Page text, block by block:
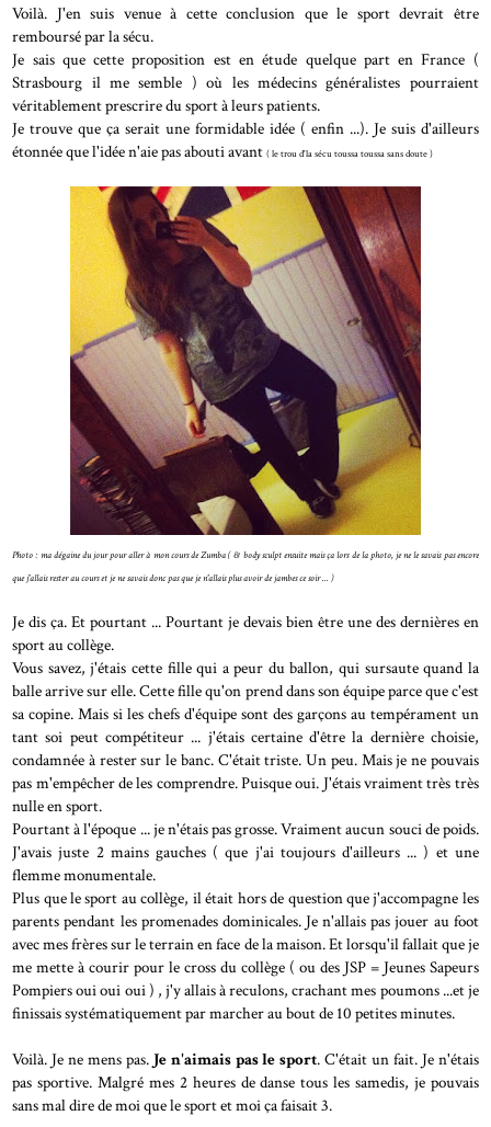
Voilà. J'en suis venue à cette conclusion que le sport devrait être
remboursé par la sécu.
Je sais que cette proposition est en étude quelque part en France (
Strasbourg il me semble ) où les médecins généralistes pourraient
véritablement prescrire du sport à leurs patients.
Je trouve que ça serait une formidable idée ( enfin ...). Je suis d'ailleurs
étonnée que l'idée n'aie pas abouti avant( le trou d'la sécu toussa toussa sans doute )
Photo : ma dégaine du jour pour aller à mon cours de Zumba ( & body sculpt ensuite mais ça lors de la photo, je ne le savais pas encore
que j'allais rester au cours et je ne savais donc pas que je n'allais plus avoir de jambes ce soir ...)
Je dis ça. Et pourtant ... Pourtant je devais bien être une des dernières en
sport au collège.
Vous savez, j'étais cette fille qui a peur du ballon, qui sursaute quand la
balle arrive sur elle. Cette fille qu'on prend dans son équipe parce que c'est
sa copine. Mais si les chefs d'équipe sont des garçons au tempérament un
tant soi peut compétiteur ... j'étais certaine d'être la dernière choisie,
condamnée à rester sur le banc. C'était triste. Un peu. Mais je ne pouvais
pas m'empêcher de les comprendre. Puisque oui. J'étais vraiment très très
nulle en sport.
Pourtant à l'époque ... je n'étais pas grosse. Vraiment aucun souci de poids.
J'avais juste 2 mains gauches ( que j'ai toujours d'ailleurs ... ) et une
flemme monumentale.
Plus que le sport au collège, il était hors de question que j'accompagne les
parents pendant les promenades dominicales. Je n'allais pas jouer au foot
avec mes frères sur le terrain en face de la maison. Et lorsqu'il fallait que je
me mette à courir pour le cross du collège ( ou des JSP = Jeunes Sapeurs
Pompiers oui oui oui ) , j'y allais à reculons, crachant mes poumons ...et je
finissais systématiquement par marcher au bout de 10 petites minutes.
Voilà. Je ne mens pas. Je n'aimais pas le sport. C'était un fait. Je n'étais
pas sportive. Malgré mes 2 heures de danse tous les samedis, je pouvais
sans mal dire de moi que le sport et moi ça faisait 3.